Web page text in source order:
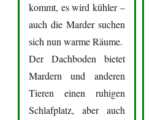
kommt, es wird kühler –
auch die Marder suchen
sich nun warme Räume.
Der Dachboden bietet
Mardern und anderen
Tieren einen ruhigen
Schlafplatz, aber auch